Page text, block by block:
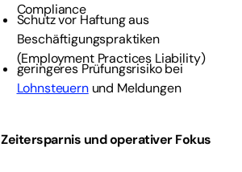
Compliance
Schutz vor Haftung aus
Beschäftigungspraktiken
(Employment Practices Liability)
geringeres Prüfungsrisiko bei
Lohnsteuernund Meldungen
Zeitersparnis und operativer Fokus